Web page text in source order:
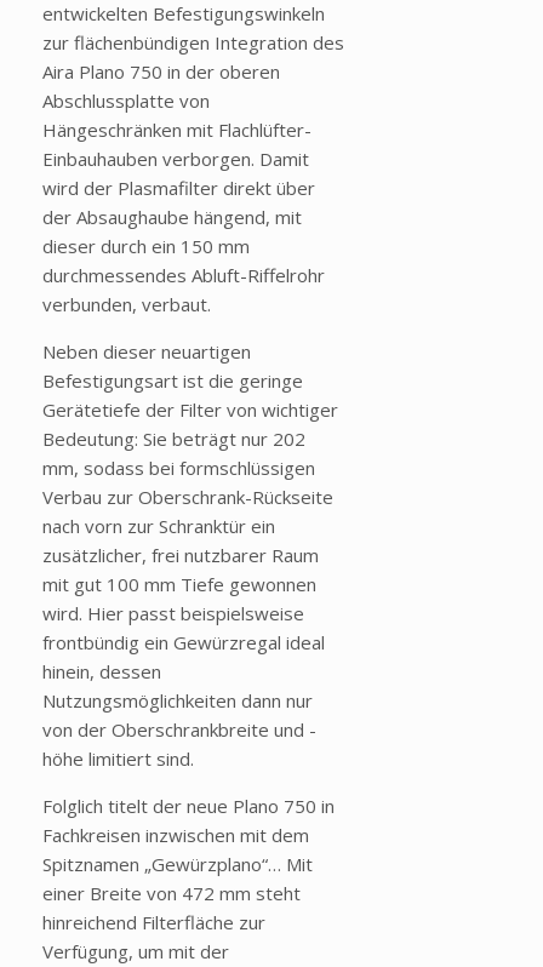
entwickelten Befestigungswinkeln
zur flächenbündigen Integration des
Aira Plano 750 in der oberen
Abschlussplatte von
Hängeschränken mit Flachlüfter-
Einbauhauben verborgen. Damit
wird der Plasmafilter direkt über
der Absaughaube hängend, mit
dieser durch ein 150 mm
durchmessendes Abluft-Riffelrohr
verbunden, verbaut.
Neben dieser neuartigen
Befestigungsart ist die geringe
Gerätetiefe der Filter von wichtiger
Bedeutung: Sie beträgt nur 202
mm, sodass bei formschlüssigen
Verbau zur Oberschrank-Rückseite
nach vorn zur Schranktür ein
zusätzlicher, frei nutzbarer Raum
mit gut 100 mm Tiefe gewonnen
wird. Hier passt beispielsweise
frontbündig ein Gewürzregal ideal
hinein, dessen
Nutzungsmöglichkeiten dann nur
von der Oberschrankbreite und -
höhe limitiert sind.
Folglich titelt der neue Plano 750 in
Fachkreisen inzwischen mit dem
Spitznamen „Gewürzplano“… Mit
einer Breite von 472 mm steht
hinreichend Filterfläche zur
Verfügung, um mit der